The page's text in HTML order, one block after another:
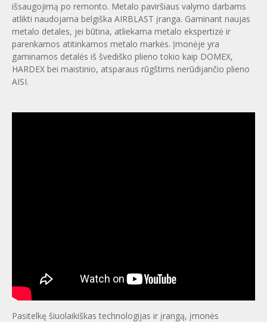
išsaugojimą po remonto. Metalo paviršiaus valymo darbams
atlikti naudojama belgiška AIRBLAST įranga. Gaminant naujas
metalo detales, jei būtina, atliekama metalo ekspertizė ir
parenkamos atitinkamos metalo markės. Įmonėje yra
gaminamos detalės iš švediško plieno tokio kaip DOMEX,
HARDEX bei maistinio, atsparaus rūgštims nerūdijančio plieno
AISI.
Pasitelkę šiuolaikiškas technologijas ir įrangą, įmonės